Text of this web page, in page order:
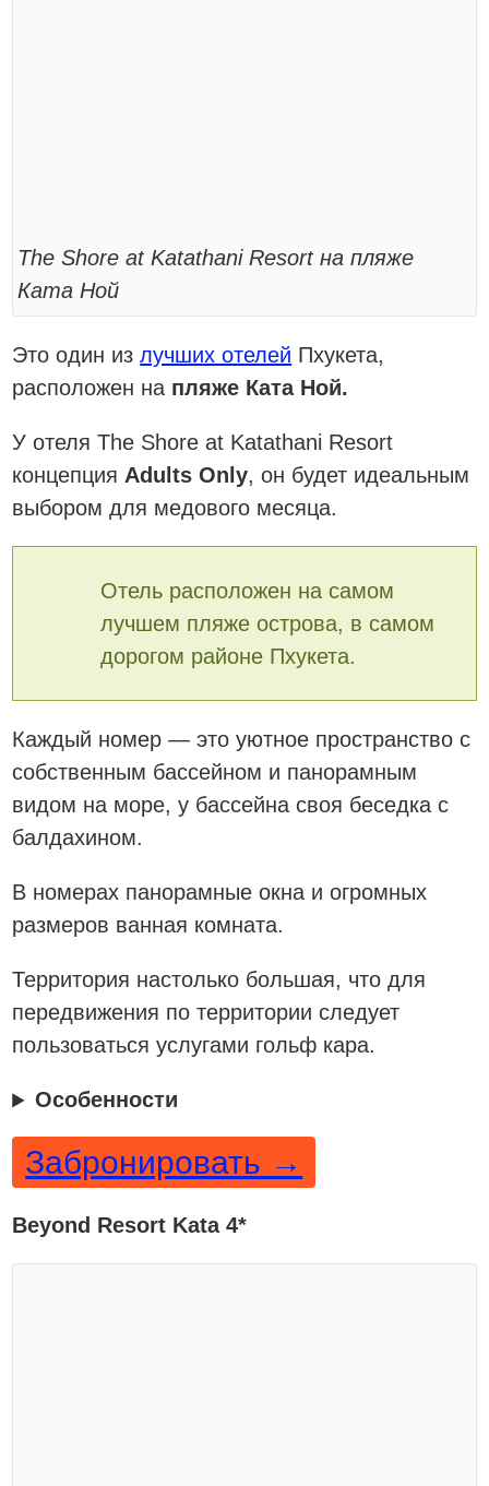
The Shore at Katathani Resort на пляже
Ката Ной
Это один излучших отелей Пхукета,
расположен на пляже Ката Ной.
У отеля The Shore at Katathani Resort
концепцияAdults Only, он будет идеальным
выбором для медового месяца.
Отель расположен на самом
лучшем пляже острова, в самом
дорогом районе Пхукета.
Каждый номер — это уютное пространство с
собственным бассейном и панорамным
видом на море, у бассейна своя беседка с
балдахином.
В номерах панорамные окна и огромных
размеров ванная комната.
Территория настолько большая, что для
передвижения по территории следует
пользоваться услугами гольф кара.
Особенности
Забронировать →
Beyond Resort Kata 4*